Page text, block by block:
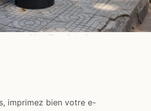
Une ville qui respire
imprimez bien votre e-